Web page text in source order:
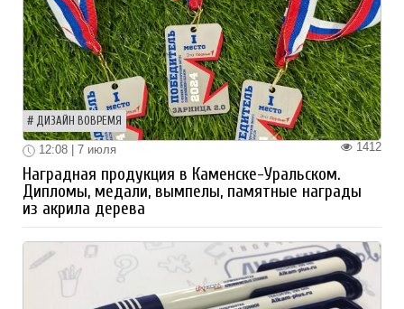
ДИЗАЙН ВОВРЕМЯ
1412
12:08 | 7 июля
Наградная продукция в Каменске-Уральском.
Дипломы, медали, вымпелы, памятные награды
из акрила дерева